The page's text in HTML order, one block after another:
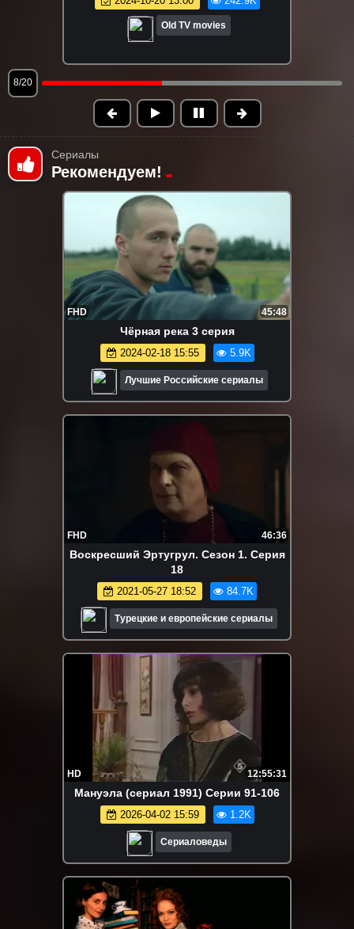
Old TV movies
9/20
Сериалы
Рекомендуем!
FHD 45:48
Чёpнaя peкa 3 серия
2024-02-18 15:55 5.9K
Лучшие Российские сериалы
FHD 46:36
Воскресший Эртугрул. Сезон 1. Серия
18
2021-05-27 18:52 84.7K
Турецкие и европейские сериалы
HD 12:55:31
Мануэла (сериал 1991) Серии 91-106
2026-04-02 15:59 1.2K
Сериаловеды